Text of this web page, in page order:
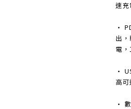
速充
•
出
電
•
高可
•